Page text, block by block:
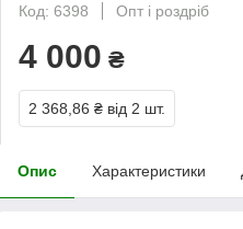
Код: 6398
Опт і роздріб
4 000 ₴
2 368,86 ₴ від 2 шт.
Опис Характеристики